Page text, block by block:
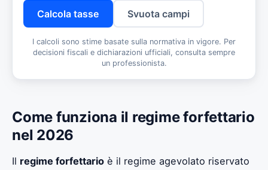
Calcola tasse Svuota campi
I calcoli sono stime basate sulla normativa in vigore. Per
decisioni fiscali e dichiarazioni ufficiali, consulta sempre
un professionista.
Come funziona il regime forfettario
nel 2026
Il regime forfettario è il regime agevolato riservato